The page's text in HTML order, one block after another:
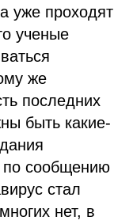
уже проходят
ученые
же
последних
быть какие-
по сообщению
стал
нет, в